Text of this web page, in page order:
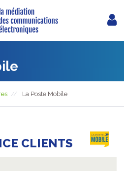
La Poste Mobile
CLIENTS